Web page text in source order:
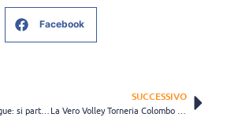
Facebook
SUCCESSIVO